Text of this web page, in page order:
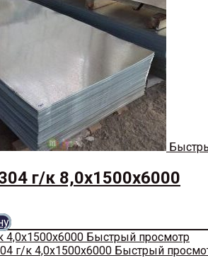
г/к 8,0х1500х6000
Быстрый просмотр
Быстрый